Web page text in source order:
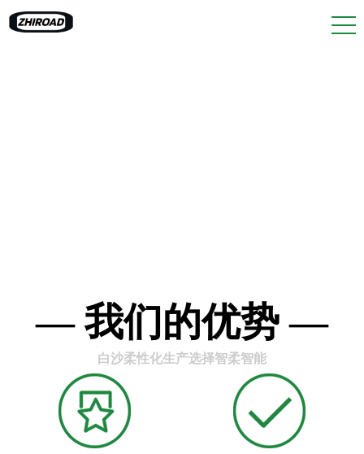
— 我们的优势 —
白沙柔性化生产选择智柔智能